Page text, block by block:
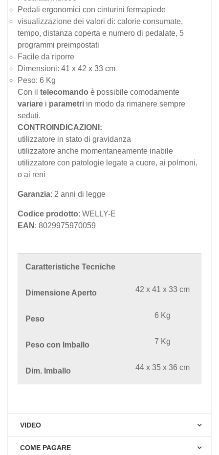
Pedali ergonomici con cinturini fermapiede
visualizzazione dei valori di: calorie consumate,
tempo, distanza coperta e numero di pedalate, 5
programmi preimpostati
Facile da riporre
Dimensioni: 41 x 42 x 33 cm
Peso: 6 Kg
Con il telecomando è possibile comodamente
variare i parametri in modo da rimanere sempre
seduti.
CONTROINDICAZIONI:
utilizzatore in stato di gravidanza
utilizzatore anche momentaneamente inabile
utilizzatore con patologie legate a cuore, ai polmoni,
o ai reni
Garanzia: 2 anni di legge
Codice prodotto: WELLY-E
EAN : 8029975970059
Caratteristiche Tecniche
Dimensione Aperto 42 x 41 x 33 cm
Peso 6 Kg
Peso con Imballo 7 Kg
Dim. Imballo 44 x 35 x 36 cm
VIDEO
COME PAGARE